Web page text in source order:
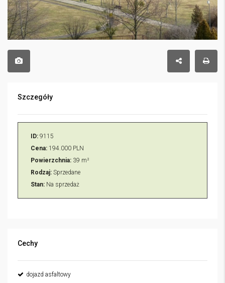
Szczegóły
ID: 9115
Cena: 194.000 PLN
Powierzchnia: 39 m²
Rodzaj: Sprzedane
Stan: Na sprzedaż
Cechy
dojazd asfaltowy